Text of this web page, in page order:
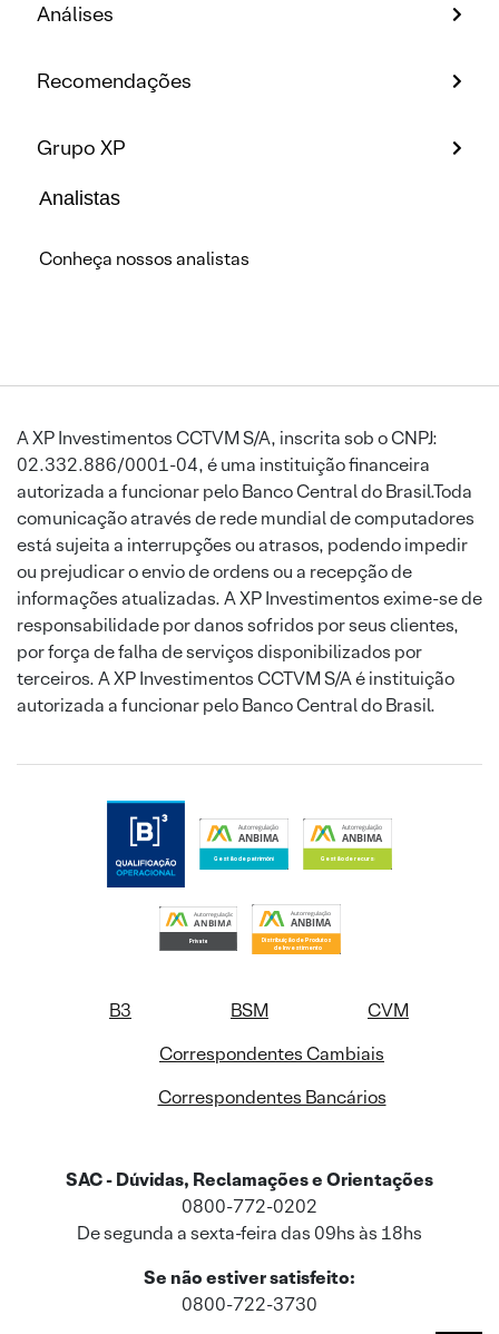
Análises
Recomendações
Grupo XP
Analistas
Conheça nossos analistas
A XP Investimentos CCTVM S/A, inscrita sob o CNPJ:
02.332.886/0001-04, é uma instituição financeira
autorizada a funcionar pelo Banco Central do Brasil.Toda
comunicação através de rede mundial de computadores
está sujeita a interrupções ou atrasos, podendo impedir
ou prejudicar o envio de ordens ou a recepção de
informações atualizadas. A XP Investimentos exime-se de
responsabilidade por danos sofridos por seus clientes,
por força de falha de serviços disponibilizados por
terceiros. A XP Investimentos CCTVM S/A é instituição
autorizada a funcionar pelo Banco Central do Brasil.
B3 BSM
CVM
Correspondentes Cambiais
Correspondentes Bancários
SAC - Dúvidas, Reclamações e Orientações
0800-772-0202
De segunda a sexta-feira das 09hs às 18hs
Se não estiver satisfeito:
0800-722-3730